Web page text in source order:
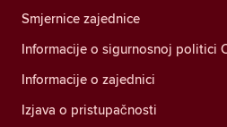
Smjernice zajednice
Informacije o sigurnosnoj politici
Informacije o zajednici
Izjava o pristupačnosti